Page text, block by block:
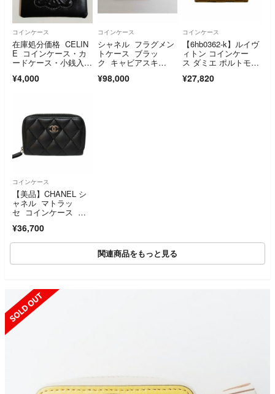
コインケース
在庫処分価格 CELIN
E コインケース・カ
ードケース・小銭入
¥4,000
コインケース
シャネル フラグメン
トケース ブラッ
ク キャビアスキ
ド 黒 ゴールド金
¥98,000
コインケース
【6hb0362-k】ルイヴ
ィトン コインケー
ス ダミエ ポルトモネ
【中古】メンズ レデ
¥27,820
コインケース
【美品】CHANEL シ
ャネル マトラッ
セ コインケース 小
¥36,700
関連商品をもっと見る